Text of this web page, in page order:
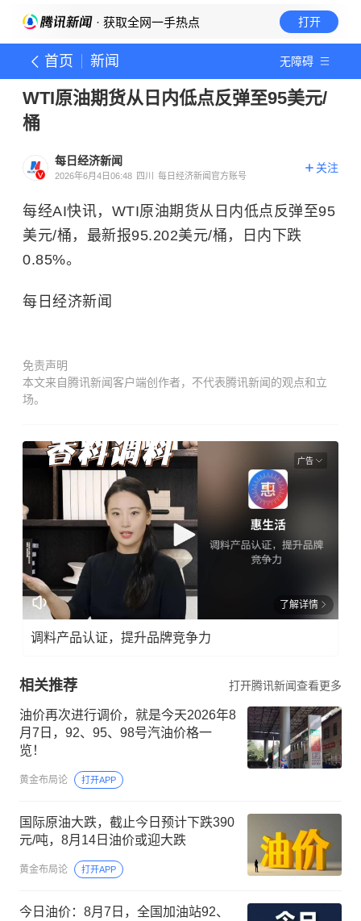
· 获取全网一手热点 打开
首页 新闻 无障碍
WTI原油期货从日内低点反弹至95美元/
桶
每日经济新闻
2026年6月4日06:48 四川 每日经济新闻官方账号
关注
每经AI快讯，WTI原油期货从日内低点反弹至95
美元/桶，最新报95.202美元/桶，日内下跌
0.85%。
每日经济新闻
免责声明
本文来自腾讯新闻客户端创作者，不代表腾讯新闻的观点和立
场。
广告
了解详情
调料产品认证，提升品牌竞争力
相关推荐 打开腾讯新闻查看更多
油价再次进行调价，就是今天2026年8
月7日，92、95、98号汽油价格一
览！
黄金布局论 打开APP
国际原油大跌，截止今日预计下跌390
元/吨，8月14日油价或迎大跌
黄金布局论 打开APP
今日油价：8月7日，全国加油站92、